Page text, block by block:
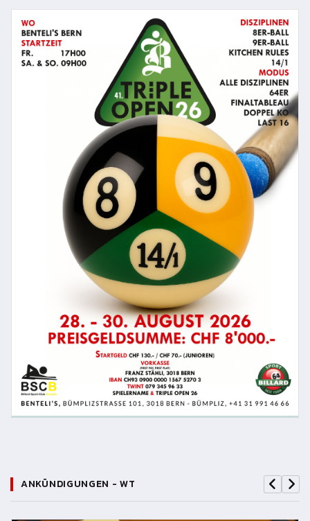
ANKÜNDIGUNGEN - WT